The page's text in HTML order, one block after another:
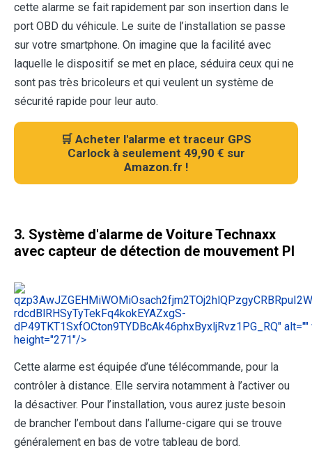
cette alarme se fait rapidement par son insertion dans le
port OBD du véhicule. Le suite de l’installation se passe
sur votre smartphone. On imagine que la facilité avec
laquelle le dispositif se met en place, séduira ceux qui ne
sont pas très bricoleurs et qui veulent un système de
sécurité rapide pour leur auto.
🛒 Acheter l'alarme et traceur GPS
Carlock à seulement 49,90 € sur
Amazon.fr !
3. Système d'alarme de Voiture Technaxx
avec capteur de détection de mouvement PI
rdcdBlRHSyTyTekFq4kokEYAZxgS-
dP49TKT1SxfOCton9TYDBcAk46phxByxljRvz1PG_RQ"
height="271"/>
Cette alarme est équipée d’une télécommande, pour la
contrôler à distance. Elle servira notamment à l’activer ou
la désactiver. Pour l’installation, vous aurez juste besoin
de brancher l’embout dans l’allume-cigare qui se trouve
généralement en bas de votre tableau de bord.